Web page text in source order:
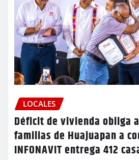
LOCALES
Déficit de vivienda obliga
familias de Huajuapan a
INFONAVIT entrega 412